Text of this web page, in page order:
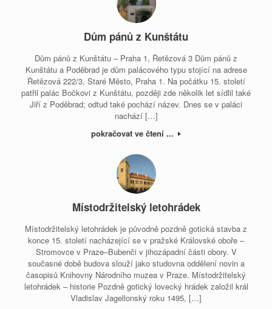
Dům pánů z Kunštátu
Dům pánů z Kunštátu – Praha 1, Řetězová 3 Dům pánů z
Kunštátu a Poděbrad je dům palácového typu stojící na adrese
Řetězová 222/3, Staré Město, Praha 1. Na počátku 15. století
patřil palác Bočkovi z Kunštátu, později zde několik let sídlil také
Jiří z Poděbrad; odtud také pochází název. Dnes se v paláci
nachází […]
pokračovat ve čtení ...
Místodržitelský letohrádek
Místodržitelský letohrádek je původně pozdně gotická stavba z
konce 15. století nacházející se v pražské Královské oboře –
Stromovce v Praze–Bubenči v jihozápadní části obory. V
současné době budova slouží jako studovna oddělení novin a
časopisů Knihovny Národního muzea v Praze. Místodržitelský
letohrádek – historie Pozdně gotický lovecký hrádek založil král
Vladislav Jagellonský roku 1495, […]